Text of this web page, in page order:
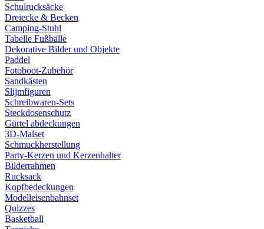
Schulrucksäcke
Dreiecke & Becken
Camping-Stuhl
Tabelle Fußbälle
Dekorative Bilder und Objekte
Paddel
Fotoboot-Zubehör
Sandkästen
Slijmfiguren
Schreibwaren-Sets
Steckdosenschutz
Gürtel abdeckungen
3D-Malset
Schmuckherstellung
Party-Kerzen und Kerzenhalter
Bilderrahmen
Rucksack
Kopfbedeckungen
Modelleisenbahnset
Quizzes
Basketball